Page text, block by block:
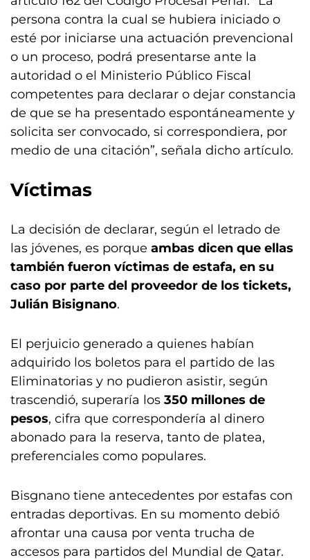
persona contra la cual se hubiera iniciado o
esté por iniciarse una actuación prevencional
o un proceso, podrá presentarse ante la
autoridad o el Ministerio Público Fiscal
competentes para declarar o dejar constancia
de que se ha presentado espontáneamente y
solicita ser convocado, si correspondiera, por
medio de una citación”, señala dicho artículo.
Víctimas
La decisión de declarar, según el letrado de
las jóvenes, es porque ambas dicen que ellas
también fueron víctimas de estafa, en su
caso por parte del proveedor de los tickets,
Julián Bisignano.
El perjuicio generado a quienes habían
adquirido los boletos para el partido de las
Eliminatorias y no pudieron asistir, según
trascendió, superaría los 350 millones de
pesos, cifra que correspondería al dinero
abonado para la reserva, tanto de platea,
preferenciales como populares.
Bisgnano tiene antecedentes por estafas con
entradas deportivas. En su momento debió
afrontar una causa por venta trucha de
accesos para partidos del Mundial de Qatar.